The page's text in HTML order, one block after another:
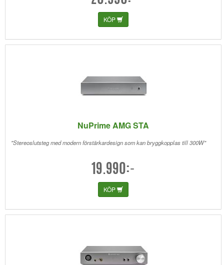
KÖP
NuPrime AMG STA
"Stereoslutsteg med modern förstärkardesign som kan bryggkopplas till 300W"
19.990:-
KÖP